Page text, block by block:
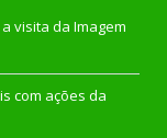
visita da Imagem
com ações da